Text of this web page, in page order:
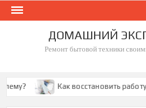
Skip
ДОМАШНИЙ
Ремонт бытовой техники
Как восстановить работу